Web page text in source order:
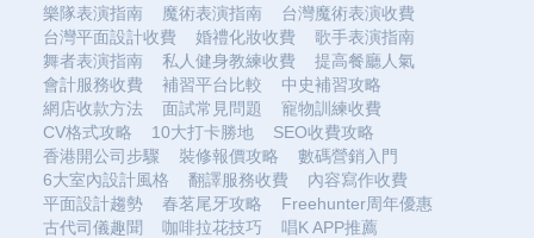
樂隊表演指南
魔術表演指南
台灣魔術表演收費
台灣平面設計收費
婚禮化妝收費
歌手表演指南
舞者表演指南
私人健身教練收費
提高餐廳人氣
會計服務收費
補習平台比較
中史補習攻略
網店收款方法
面試常見問題
寵物訓練收費
CV格式攻略
10大打卡勝地
SEO收費攻略
香港開公司步驟
裝修報價攻略
數碼營銷入門
6大室內設計風格
翻譯服務收費
內容寫作收費
平面設計趨勢
春茗尾牙攻略
Freehunter周年優惠
古代司儀趣聞
咖啡拉花技巧
唱K APP推薦